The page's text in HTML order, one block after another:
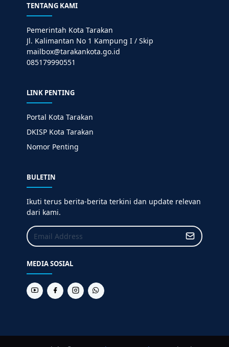
TENTANG KAMI
Pemerintah Kota Tarakan
Jl. Kalimantan No 1 Kampung I / Skip
mailbox@tarakankota.go.id
085179990551
LINK PENTING
Portal Kota Tarakan
DKISP Kota Tarakan
Nomor Penting
BULETIN
Ikuti terus berita-berita terkini dan update relevan
dari kami.
MEDIA SOSIAL